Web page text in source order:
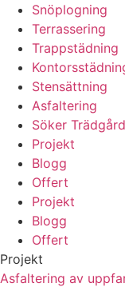
Snöplogning
Terrassering
Trappstädning
Stensättning
Asfaltering
Söker
Projekt
Blogg
Offert
Projekt
Blogg
Offert
Projekt
Asfaltering av